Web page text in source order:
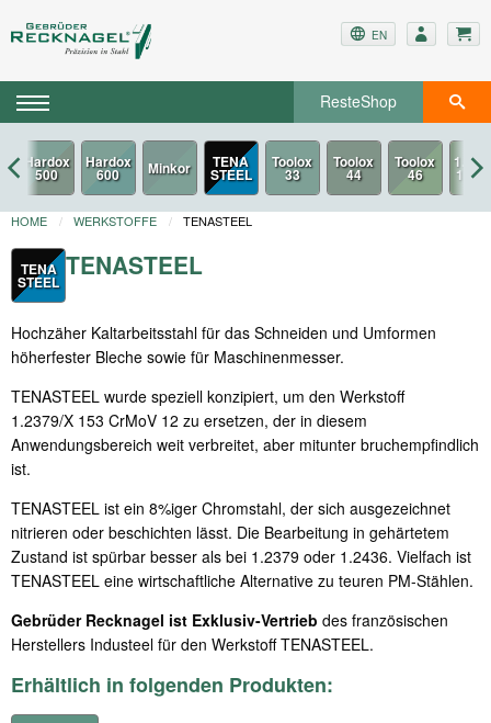
EN
ResteShop
TENA
STEEL
HOME WERKSTOFFE TENASTEEL
TENA
STEEL
TENASTEEL
Hochzäher Kaltarbeitsstahl für das Schneiden und Umformen
höherfester Bleche sowie für Maschinenmesser.
TENASTEEL wurde speziell konzipiert, um den Werkstoff
1.2379/X 153 CrMoV 12 zu ersetzen, der in diesem
Anwendungsbereich weit verbreitet, aber mitunter bruchempfindlich
ist.
TENASTEEL ist ein 8%iger Chromstahl, der sich ausgezeichnet
nitrieren oder beschichten lässt. Die Bearbeitung in gehärtetem
Zustand ist spürbar besser als bei 1.2379 oder 1.2436. Vielfach ist
TENASTEEL eine wirtschaftliche Alternative zu teuren PM-Stählen.
Gebrüder Recknagel ist Exklusiv-Vertrieb des französischen
Herstellers Industeel für den Werkstoff TENASTEEL.
Erhältlich in folgenden Produkten: